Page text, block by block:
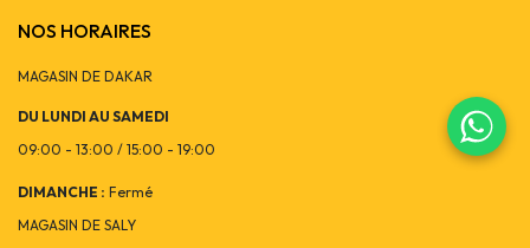
NOS HORAIRES
MAGASIN DE DAKAR
DU LUNDI AU SAMEDI
09:00 - 13:00 / 15:00 - 19:00
DIMANCHE : Fermé
MAGASIN DE SALY